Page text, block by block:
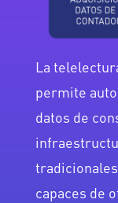
La
permite
datos de
capaces de